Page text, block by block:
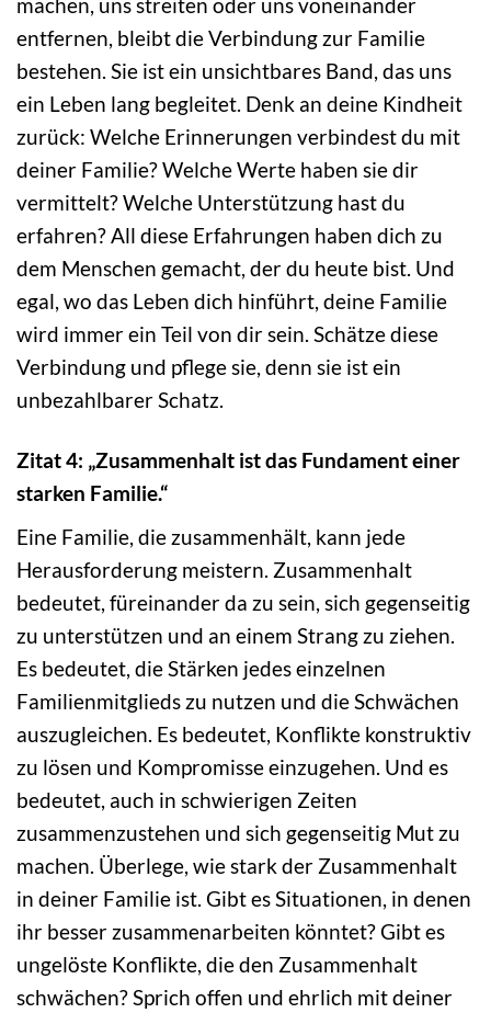
machen, uns streiten oder uns voneinander
entfernen, bleibt die Verbindung zur Familie
bestehen. Sie ist ein unsichtbares Band, das uns
ein Leben lang begleitet. Denk an deine Kindheit
zurück: Welche Erinnerungen verbindest du mit
deiner Familie? Welche Werte haben sie dir
vermittelt? Welche Unterstützung hast du
erfahren? All diese Erfahrungen haben dich zu
dem Menschen gemacht, der du heute bist. Und
egal, wo das Leben dich hinführt, deine Familie
wird immer ein Teil von dir sein. Schätze diese
Verbindung und pflege sie, denn sie ist ein
unbezahlbarer Schatz.
Zitat 4: „Zusammenhalt ist das Fundament einer
starken Familie.“
Eine Familie, die zusammenhält, kann jede
Herausforderung meistern. Zusammenhalt
bedeutet, füreinander da zu sein, sich gegenseitig
zu unterstützen und an einem Strang zu ziehen.
Es bedeutet, die Stärken jedes einzelnen
Familienmitglieds zu nutzen und die Schwächen
auszugleichen. Es bedeutet, Konflikte konstruktiv
zu lösen und Kompromisse einzugehen. Und es
bedeutet, auch in schwierigen Zeiten
zusammenzustehen und sich gegenseitig Mut zu
machen. Überlege, wie stark der Zusammenhalt
in deiner Familie ist. Gibt es Situationen, in denen
ihr besser zusammenarbeiten könntet? Gibt es
ungelöste Konflikte, die den Zusammenhalt
schwächen? Sprich offen und ehrlich mit deiner